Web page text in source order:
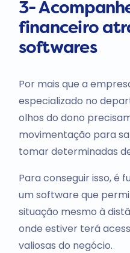
3-
financeiro
softwares
Por mais que a
especializado no
olhos do dono
movimentação para
tomar determinadas
Para conseguir isso, é
um software que
situação mesmo à
onde estiver terá
valiosas do negócio.